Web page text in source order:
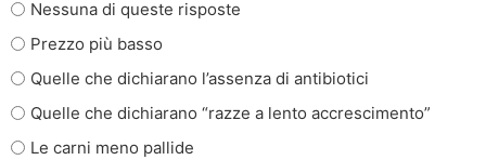
Nessuna di queste risposte
Prezzo più basso
Quelle che dichiarano l’assenza di antibiotici
Quelle che dichiarano “razze a lento accrescimento”
Le carni meno pallide